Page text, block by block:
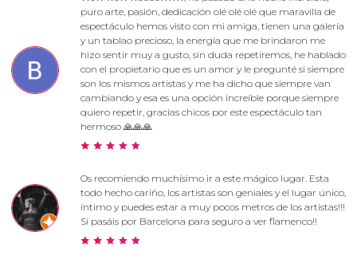
puro arte, pasión, dedicación olé olé olé que maravilla de
espectáculo hemos visto con mi amiga, tienen una galería
y un tablao precioso, la energía que me brindaron me
hizo sentir muy a gusto, sin duda repetiremos, he hablado
con el propietario que es un amor y le pregunté si siempre
son los mismos artistas y me ha dicho que siempre van
cambiando y esa es una opción increíble porque siempre
quiero repetir, gracias chicos por este espectáculo tan
hermoso 🙏🙏🙏
Os recomiendo muchísimo ir a este mágico lugar. Esta
todo hecho cariño, los artistas son geniales y el lugar único,
íntimo y puedes estar a muy pocos metros de los artistas!!!
Si pasáis por Barcelona para seguro a ver flamenco!!